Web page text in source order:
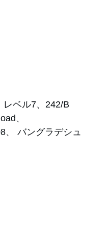
レベル7、242/B
、
、 バングラデシュ